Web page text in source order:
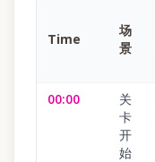
Time
场
景
00:00
关
卡
开
始